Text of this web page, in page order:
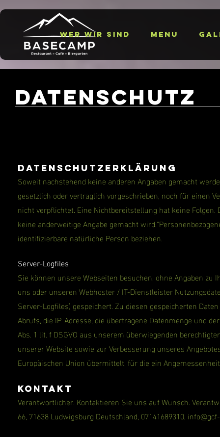
Wer wir sind Menu
Datenschutz
Datenschutzerklärung
Soweit nachstehend keine anderen Angaben gemacht
gesetzlich oder vertraglich vorgeschrieben, noch für einen
nicht verpflichtet. Eine Nichtbereitstellung hat keine
keine anderweitige Angabe gemacht
identifizierbare natürliche Person beziehen.
Server-Logfiles
Sie können unsere Webseiten besuchen, ohne Angaben
uns oder unseren Webhoster / IT-Dienstleister
Server-Logfiles) gespeichert. Zu diesen gespeicherten
Abrufs, die IP-Adresse, die übertragene Datenmenge und
Abs. 1 lit. f DSGVO aus unserem überwiegenden
unserer Website sowie zur Verbesserung unseres
Europäischen Union übermittelt, für die ein
Kontakt
Verantwortlicher. Kontaktieren Sie uns auf Wunsch.
66, 71638 Ludwigsburg Deutschland, 07141689310,